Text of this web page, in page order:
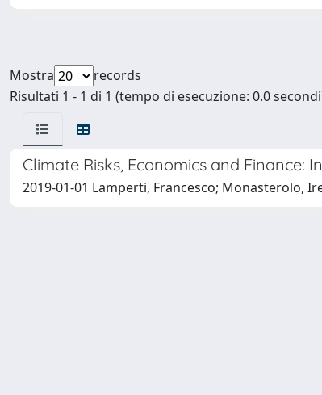
Mostra
records
Risultati 1 - 1 di 1 (tempo di esecuzione: 0.0
Climate Risks, Economics and Finance:
2019-01-01 Lamperti, Francesco; Monasterolo,